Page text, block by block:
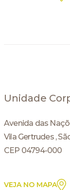
Unidade
Avenida das
Vila Gertrudes ,
CEP 04794-000
VEJA NO MAPA